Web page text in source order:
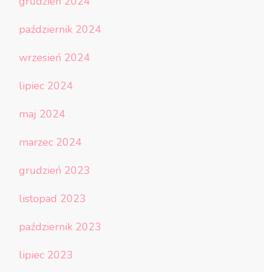
październik 2024
wrzesień 2024
lipiec 2024
maj 2024
marzec 2024
grudzień 2023
listopad 2023
październik 2023
lipiec 2023